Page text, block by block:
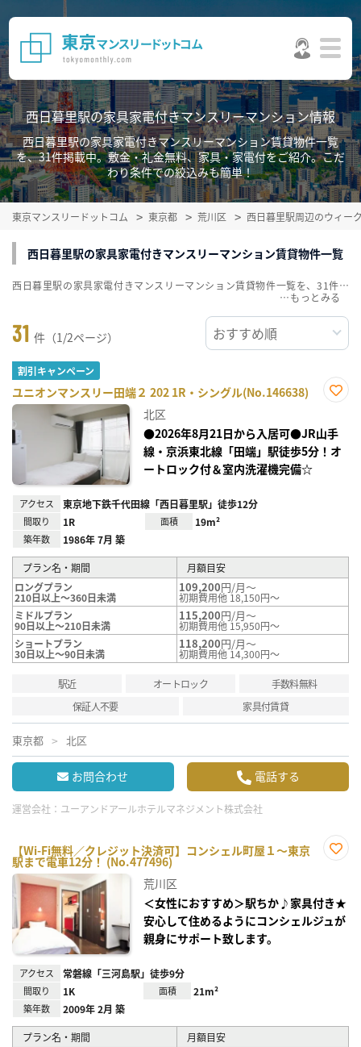
西日暮里駅の家具家電付きマンスリーマンション情報
西日暮里駅の家具家電付きマンスリーマンション賃貸物件一覧
を、31件掲載中。敷金・礼金無料、家具・家電付をご紹介。こだ
わり条件での絞込みも簡単！
東京マンスリードットコム 東京都 荒川区 西日暮里駅周辺のウィー
西日暮里駅の家具家電付きマンスリーマンション賃貸物件一覧
31 件（1/2ページ）
割引キャンペーン
ユニオンマンスリー田端２ 202 1R・シングル(No.146638)
り登
録
北区
●2026年8月21日から入居可●JR山手
線・京浜東北線「田端」駅徒歩5分！オ
ートロック付＆室内洗濯機完備☆
アクセス 東京地下鉄千代田線「西日暮里駅」徒歩12分
間取り 1R 面積 19m²
築年数 1986年 7月 築
プラン名・期間
月額目安
ロングプラン
210日以上～360日未満
109,200円/月～
初期費用他 18,150円～
ミドルプラン
90日以上～210日未満
115,200円/月～
初期費用他 15,950円～
ショートプラン
30日以上～90日未満
118,200円/月～
初期費用他 14,300円～
駅近 オートロック
手数料無料
保証人不要
家具付賃貸
東京都 北区
お問合わせ 電話する
運営会社： ユーアンドアールホテルマネジメント株式会社
【Wi-Fi無料／クレジット決済可】コンシェル町屋１～東京
駅まで電車12分！ (No.477496)
録
荒川区
＜女性におすすめ＞駅ちか♪家具付き★
安心して住めるようにコンシェルジュが
親身にサポート致します。
アクセス 常磐線「三河島駅」徒歩9分
間取り 1K 面積 21m²
築年数 2009年 2月 築
プラン名・期間
月額目安
西日暮里駅の家具家電付きマンスリーマンション賃貸物件一覧を、31件掲載中。敷金・礼金無料、家具・家電付をご紹介。こだわり条件での絞込みも簡単！
…